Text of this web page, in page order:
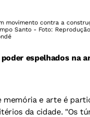
movimento contra a
Santo - Foto:
espelhados na
memória e arte é
da cidade. "Os